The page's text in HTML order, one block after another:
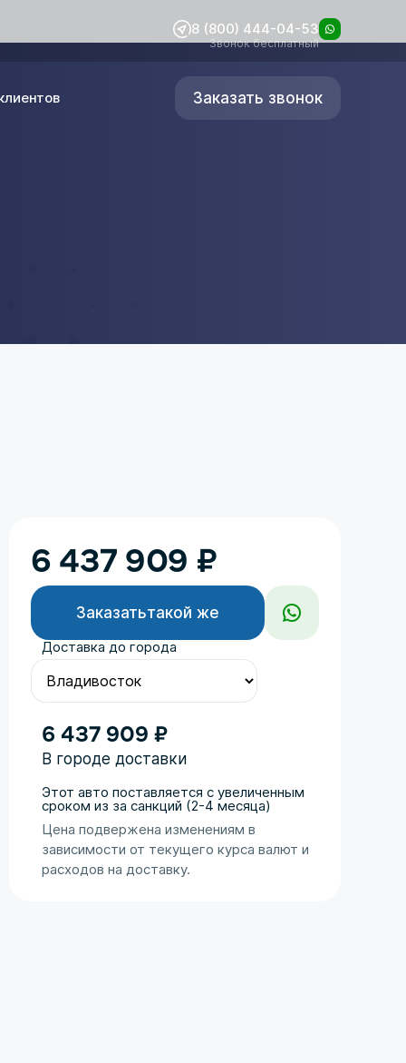
8 (800) 444-04-53
Звонок бесплатный
Заказать звонок
6 437 909 ₽
Заказатьтакой же
Доставка до города
6 437 909 ₽
В городе доставки
Этот авто поставляется с увеличенным
сроком из за санкций (2-4 месяца)
Цена подвержена изменениям в
зависимости от текущего курса валют и
расходов на доставку.